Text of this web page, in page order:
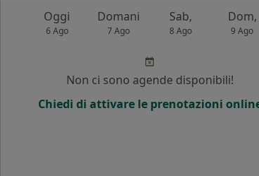
Oggi
6 Ago
Domani
7 Ago
Sab,
8 Ago
Dom,
9 Ago
Non ci sono agende disponibili!
Chiedi di attivare le prenotazioni